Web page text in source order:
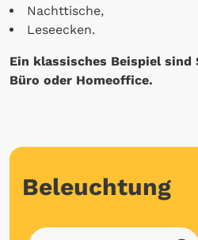
Nachttische,
Leseecken.
Ein klassisches Beispiel
Büro oder Homeoffice.
Beleuchtung